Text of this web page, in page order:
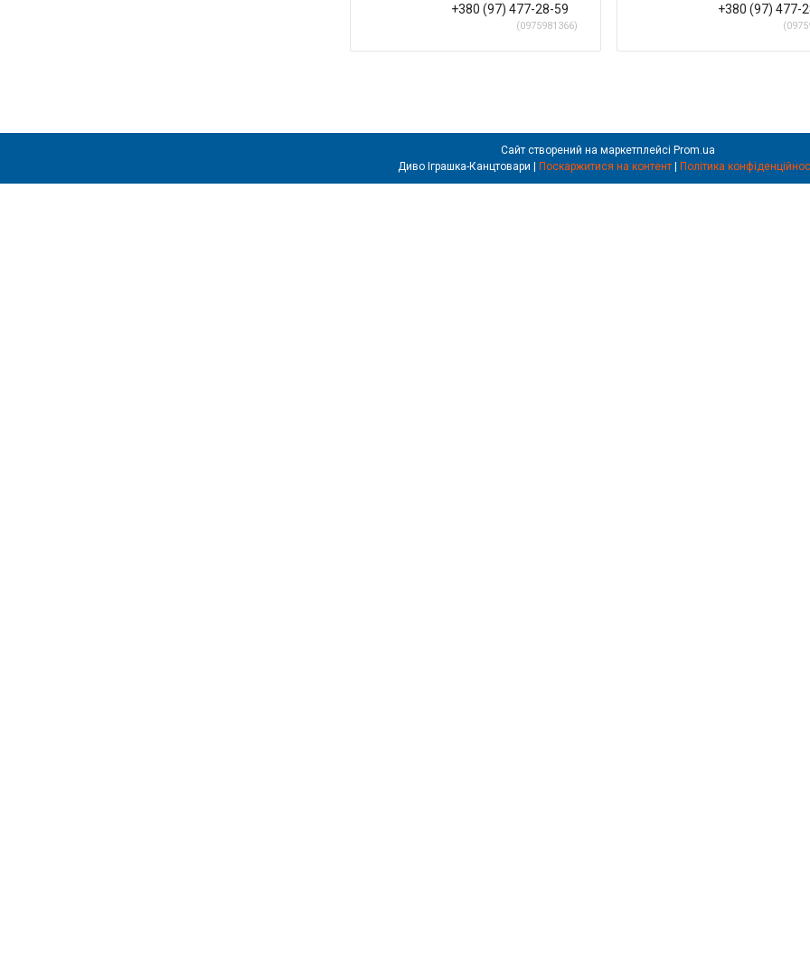
+380 (97) 477-28-59
0975981366
+380 (97) 477-
Сайт створений на маркетплейсі Prom.ua
Диво Іграшка-Канцтовари | Поскаржитися на контент | Політика